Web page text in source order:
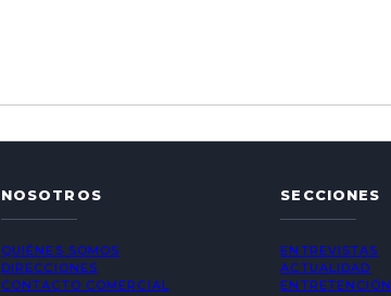
NOSOTROS
QUIÉNES SOMOS
DIRECCIONES
CONTACTO COMERCIAL
SECCIONES
ENTREVISTAS
ACTUALIDAD
ENTRETENCIÓN